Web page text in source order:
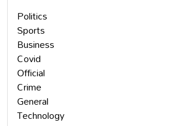
Politics
Sports
Business
Covid
Official
Crime
General
Technology